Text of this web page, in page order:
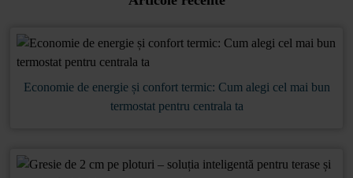
Economie de energie și confort termic: Cum alegi cel mai bun
termostat pentru centrala ta